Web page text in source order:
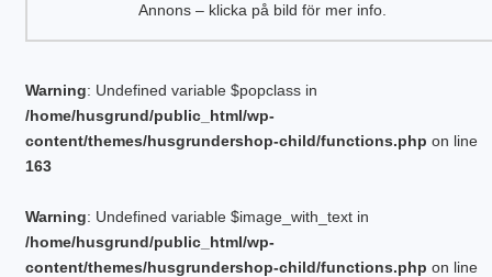
Annons – klicka på bild för mer info.
Warning: Undefined variable $popclass in
/home/husgrund/public_html/wp-
content/themes/husgrundershop-child/functions.php on line
163
Warning: Undefined variable $image_with_text in
/home/husgrund/public_html/wp-
content/themes/husgrundershop-child/functions.php on line